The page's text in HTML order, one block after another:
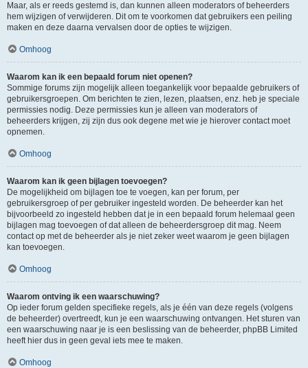
Maar, als er reeds gestemd is, dan kunnen alleen moderators of beheerders
hem wijzigen of verwijderen. Dit om te voorkomen dat gebruikers een peiling
maken en deze daarna vervalsen door de opties te wijzigen.
Omhoog
Waarom kan ik een bepaald forum niet openen?
Sommige forums zijn mogelijk alleen toegankelijk voor bepaalde gebruikers of
gebruikersgroepen. Om berichten te zien, lezen, plaatsen, enz. heb je speciale
permissies nodig. Deze permissies kun je alleen van moderators of
beheerders krijgen, zij zijn dus ook degene met wie je hierover contact moet
opnemen.
Omhoog
Waarom kan ik geen bijlagen toevoegen?
De mogelijkheid om bijlagen toe te voegen, kan per forum, per
gebruikersgroep of per gebruiker ingesteld worden. De beheerder kan het
bijvoorbeeld zo ingesteld hebben dat je in een bepaald forum helemaal geen
bijlagen mag toevoegen of dat alleen de beheerdersgroep dit mag. Neem
contact op met de beheerder als je niet zeker weet waarom je geen bijlagen
kan toevoegen.
Omhoog
Waarom ontving ik een waarschuwing?
Op ieder forum gelden specifieke regels, als je één van deze regels (volgens
de beheerder) overtreedt, kun je een waarschuwing ontvangen. Het sturen van
een waarschuwing naar je is een beslissing van de beheerder, phpBB Limited
heeft hier dus in geen geval iets mee te maken.
Omhoog